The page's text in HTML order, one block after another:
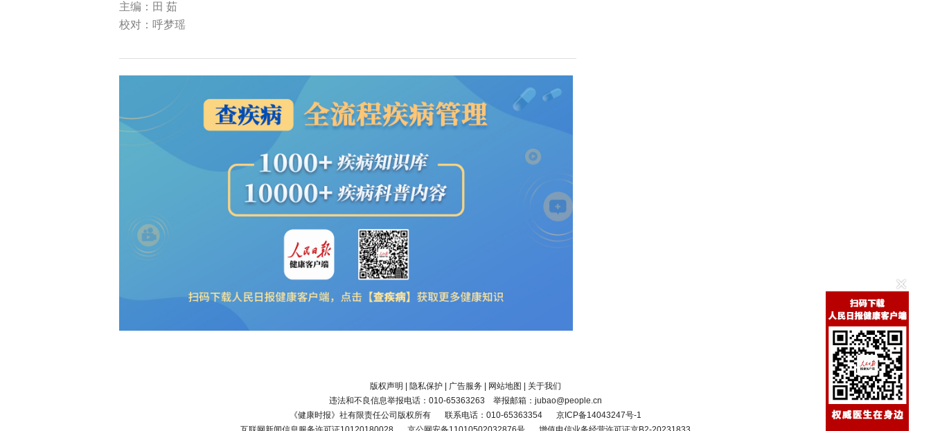
主编：田 茹
校对：呼梦瑶
版权声明 | 隐私保护 | 广告服务 | 网站地图 | 关于我们
违法和不良信息举报电话：010-65363263 举报邮箱：jubao@people.cn
《健康时报》社有限责任公司版权所有
联系电话：010-65363354
京ICP备14043247号-1